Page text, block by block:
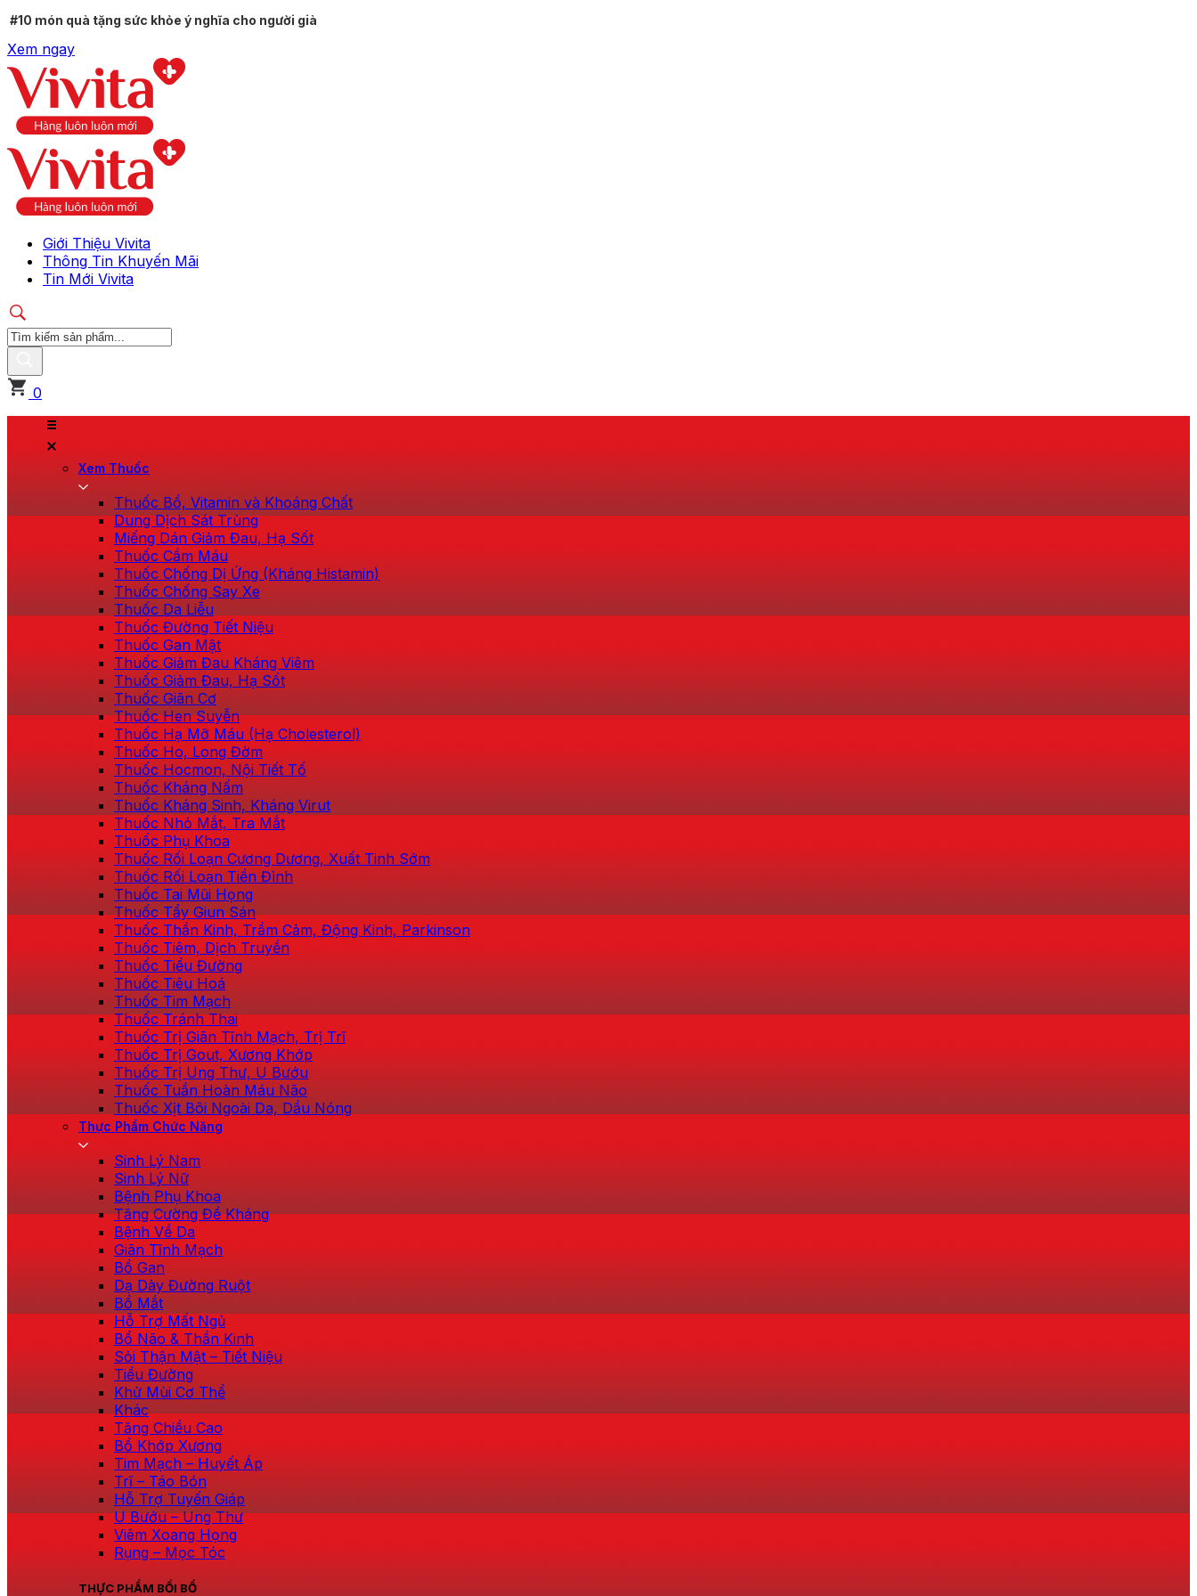
#10 món quà tặng sức khỏe ý nghĩa cho người già
Xem ngay
Giới Thiệu Vivita
Thông Tin Khuyến Mãi
Tin Mới Vivita
0
Xem Thuốc
Thuốc Bổ, Vitamin và Khoáng Chất
Dung Dịch Sát Trùng
Miếng Dán Giảm Đau, Hạ Sốt
Thuốc Cầm Máu
Thuốc Chống Dị Ứng (Kháng Histamin)
Thuốc Chống Say Xe
Thuốc Da Liễu
Thuốc Đường Tiết Niệu
Thuốc Gan Mật
Thuốc Giảm Đau Kháng Viêm
Thuốc Giảm Đau, Hạ Sốt
Thuốc Giãn Cơ
Thuốc Hen Suyễn
Thuốc Hạ Mỡ Máu (Hạ Cholesterol)
Thuốc Ho, Long Đờm
Thuốc Hocmon, Nội Tiết Tố
Thuốc Kháng Nấm
Thuốc Kháng Sinh, Kháng Virut
Thuốc Nhỏ Mắt, Tra Mắt
Thuốc Phụ Khoa
Thuốc Rối Loạn Cương Dương, Xuất Tinh Sớm
Thuốc Rối Loạn Tiền Đình
Thuốc Tai Mũi Họng
Thuốc Tẩy Giun Sán
Thuốc Thần Kinh, Trầm Cảm, Động Kinh, Parkinson
Thuốc Tiêm, Dịch Truyền
Thuốc Tiểu Đường
Thuốc Tiêu Hoá
Thuốc Tim Mạch
Thuốc Tránh Thai
Thuốc Trị Giãn Tĩnh Mạch, Trị Trĩ
Thuốc Trị Gout, Xương Khớp
Thuốc Trị Ung Thư, U Bướu
Thuốc Tuần Hoàn Máu Não
Thuốc Xịt Bôi Ngoài Da, Dầu Nóng
Thực Phẩm Chức Năng
Sinh Lý Nam
Sinh Lý Nữ
Bệnh Phụ Khoa
Tăng Cường Đề Kháng
Bệnh Về Da
Giãn Tĩnh Mạch
Bổ Gan
Dạ Dày Đường Ruột
Bổ Mắt
Hỗ Trợ Mất Ngủ
Bổ Não & Thần Kinh
Sỏi Thận Mật – Tiết Niệu
Tiểu Đường
Khử Mùi Cơ Thể
Khác
Tăng Chiều Cao
Bổ Khớp Xương
Tim Mạch – Huyết Áp
Trĩ – Táo Bón
Hỗ Trợ Tuyến Giáp
U Bướu – Ung Thư
Viêm Xoang Họng
Rụng – Mọc Tóc
THỰC PHẨM BỒI BỔ